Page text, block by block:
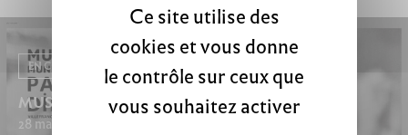
Ce site utilise des
cookies et vous donne
le contrôle sur ceux que
vous souhaitez activer
EN CE MOMENT
MUSÉOCOULISSES
28 mars 2026 - 20 septembre 2026